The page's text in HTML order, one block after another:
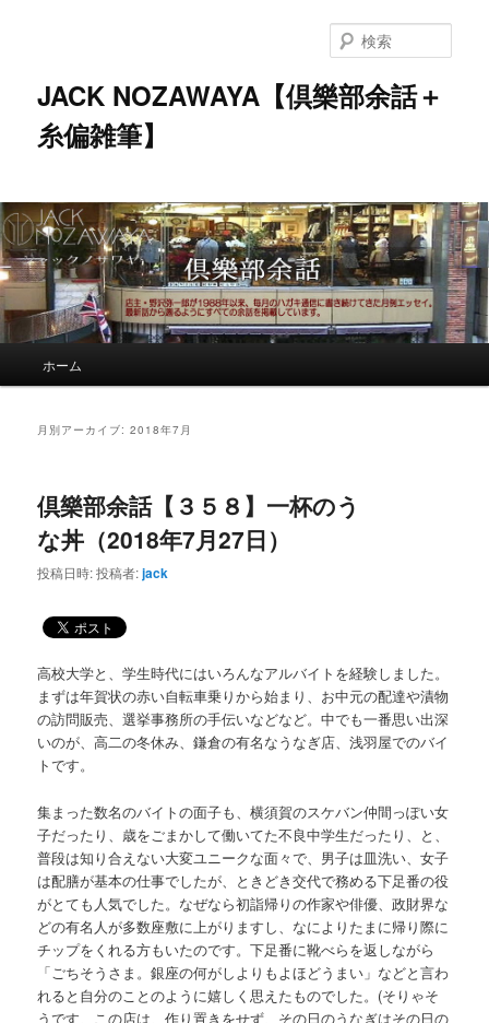
移
動
動
JACK NOZAWAYA【倶樂部余話＋
糸偏雑筆】
索
ホーム
月別アーカイブ:2018年7月
倶樂部余話【３５８】一杯のう
な丼（2018年7月27日）
投稿日時:投稿者:jack
高校大学と、学生時代にはいろんなアルバイトを経験しました。
まずは年賀状の赤い自転車乗りから始まり、お中元の配達や漬物
の訪問販売、選挙事務所の手伝いなどなど。中でも一番思い出深
いのが、高二の冬休み、鎌倉の有名なうなぎ店、浅羽屋でのバイ
トです。
集まった数名のバイトの面子も、横須賀のスケバン仲間っぽい女
子だったり、歳をごまかして働いてた不良中学生だったり、と、
普段は知り合えない大変ユニークな面々で、男子は皿洗い、女子
は配膳が基本の仕事でしたが、ときどき交代で務める下足番の役
がとても人気でした。なぜなら初詣帰りの作家や俳優、政財界な
どの有名人が多数座敷に上がりますし、なによりたまに帰り際に
チップをくれる方もいたのです。下足番に靴べらを返しながら
「ごちそうさま。銀座の何がしよりもよほどうまい」などと言わ
れると自分のことのように嬉しく思えたものでした。(そりゃそ
うです、この店は、作り置きをせず、その日のうなぎはその日の